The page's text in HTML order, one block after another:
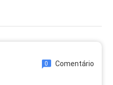
0 Comentário